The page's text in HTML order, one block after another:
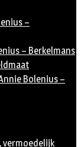
–
– Berkelmans
Bolenius –
vermoedelijk